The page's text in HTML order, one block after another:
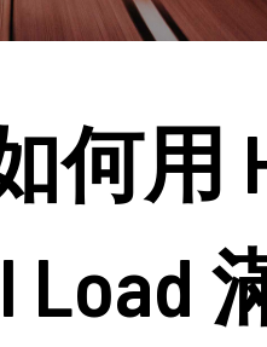
何用
Load